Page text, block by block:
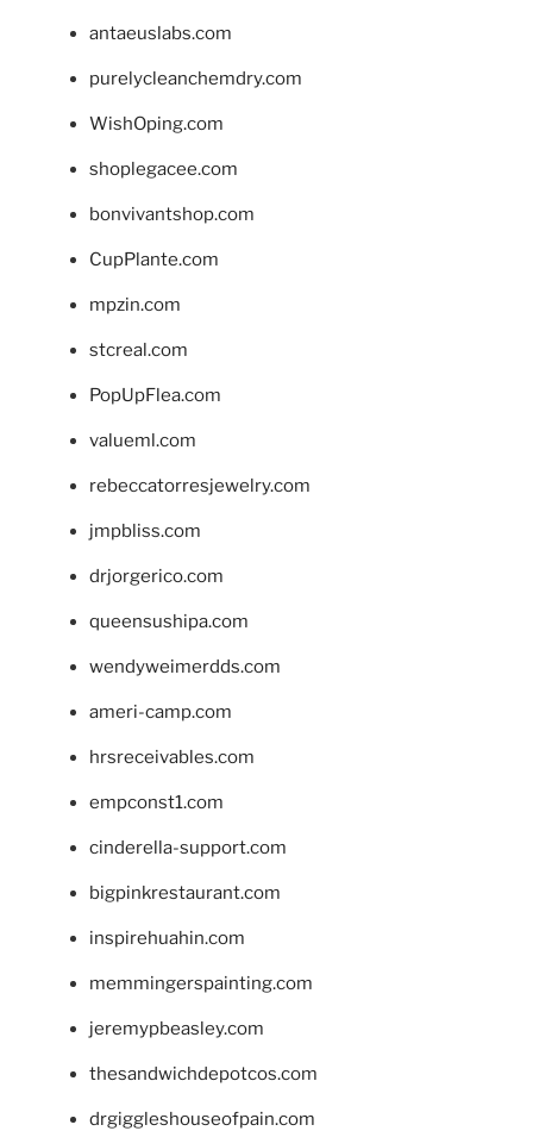
antaeuslabs.com
purelycleanchemdry.com
WishOping.com
shoplegacee.com
bonvivantshop.com
CupPlante.com
mpzin.com
stcreal.com
PopUpFlea.com
valueml.com
rebeccatorresjewelry.com
jmpbliss.com
drjorgerico.com
queensushipa.com
wendyweimerdds.com
ameri-camp.com
hrsreceivables.com
empconst1.com
cinderella-support.com
bigpinkrestaurant.com
inspirehuahin.com
memmingerspainting.com
jeremypbeasley.com
thesandwichdepotcos.com
drgiggleshouseofpain.com